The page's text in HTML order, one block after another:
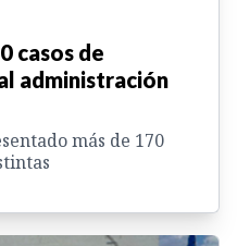
casos de
administración
más de 170